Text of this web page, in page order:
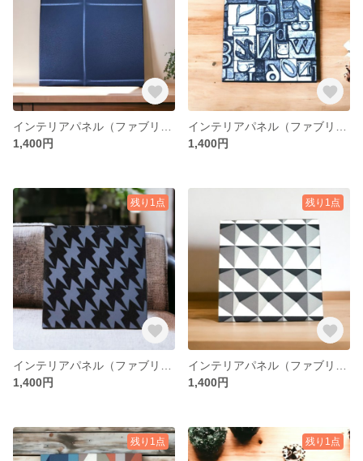
1,400円
1,400円
残り1点
1,400円
残り1点
1,400円
残り1点 残り1点